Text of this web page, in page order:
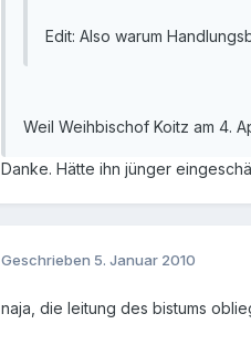
Edit: Also warum
Weil Weihbischof Koitz am 4.
Danke. Hätte ihn jünger
Geschrieben 5. Januar 2010
naja, die leitung des bistums